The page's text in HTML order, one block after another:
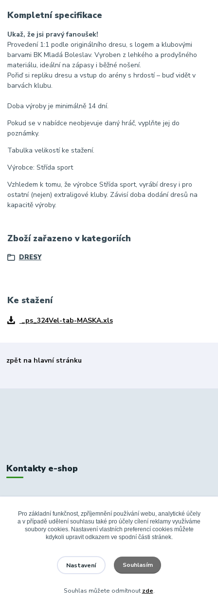
Kompletní specifikace
Ukaž, že jsi pravý fanoušek!
Provedení 1:1 podle originálního dresu, s logem a klubovými
barvami BK Mladá Boleslav. Vyroben z lehkého a prodyšného
materiálu, ideální na zápasy i běžné nošení.
Pořiď si repliku dresu a vstup do arény s hrdostí – buď vidět v
barvách klubu.
Doba výroby je minimálně 14 dní.
Pokud se v nabídce neobjevuje daný hráč, vyplňte jej do
poznámky.
Tabulka velikostí ke stažení.
Výrobce: Střída sport
Vzhledem k tomu, že výrobce Střída sport, vyrábí dresy i pro
ostatní (nejen) extraligové kluby. Závisí doba dodání dresů na
kapacitě výroby.
Zboží zařazeno v kategoriích
DRESY
Ke stažení
_ps_324Vel-tab-MASKA.xls
zpět na hlavní stránku
Kontakty e-shop
+420 326 748 155
info@fanshopbkboleslav.cz
Pro základní funkčnost, zpříjemnění používání webu, analytické účely
a v případě udělení souhlasu také pro účely cílení reklamy využíváme
soubory cookies. Nastavení vlastních preferencí cookies můžete
kdykoli upravit odkazem ve spodní části stránek.
Nastavení Souhlasím
Souhlas můžete odmítnout zde.